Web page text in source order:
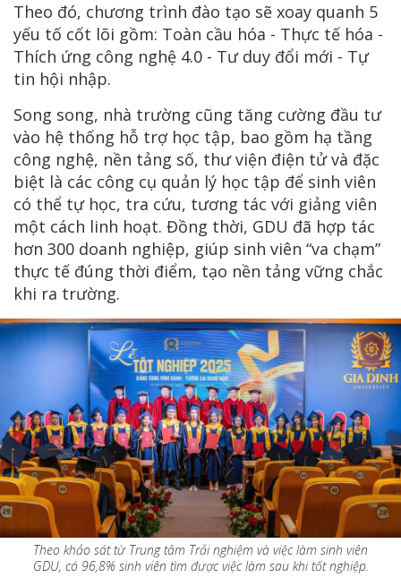
Theo đó, chương trình đào tạo sẽ xoay quanh 5
yếu tố cốt lõi gồm: Toàn cầu hóa - Thực tế hóa -
Thích ứng công nghệ 4.0 - Tư duy đổi mới - Tự
tin hội nhập.
Song song, nhà trường cũng tăng cường đầu tư
vào hệ thống hỗ trợ học tập, bao gồm hạ tầng
công nghệ, nền tảng số, thư viện điện tử và đặc
biệt là các công cụ quản lý học tập để sinh viên
có thể tự học, tra cứu, tương tác với giảng viên
một cách linh hoạt. Đồng thời, GDU đã hợp tác
hơn 300 doanh nghiệp, giúp sinh viên “va chạm”
thực tế đúng thời điểm, tạo nền tảng vững chắc
khi ra trường.
Theo khảo sát từ Trung tâm Trải nghiệm và việc làm sinh viên
GDU, có 96,8% sinh viên tìm được việc làm sau khi tốt nghiệp.